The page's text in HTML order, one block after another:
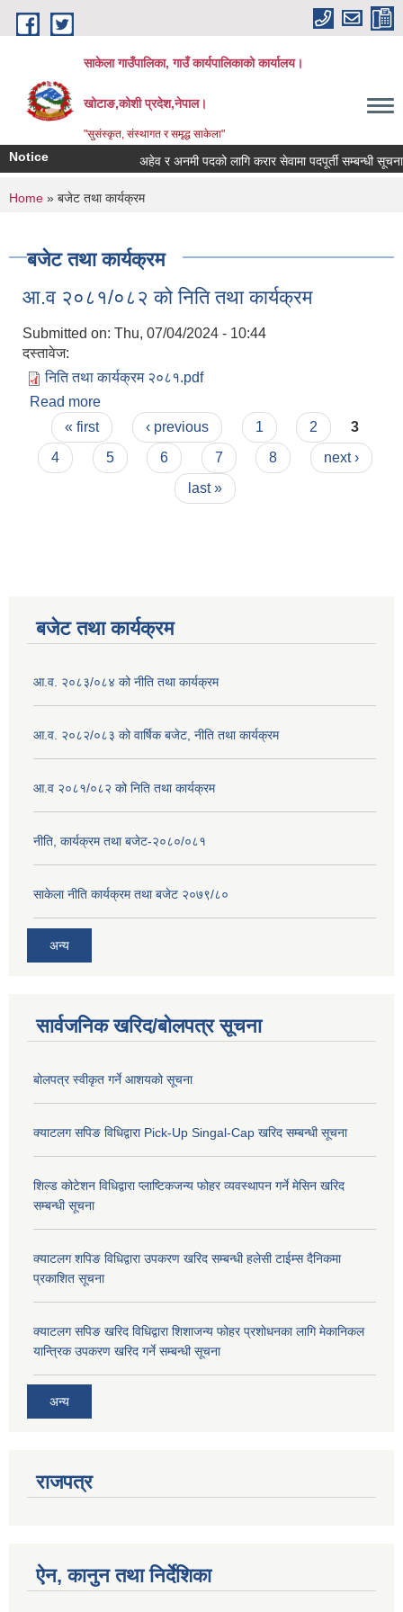
Skip to main content
साकेला गाउँपालिका, गाउँ कार्यपालिकाको कार्यालय।
खोटाङ,कोशी प्रदेश,नेपाल।
"सुसंस्कृत, संस्थागत र समृद्ध साकेला"
Notice अहेव र अनमी पदको लागि करार सेवामा पदपूर्ती सम्बन्धी सूचना
You are here
Home » बजेट तथा कार्यक्रम
बजेट तथा कार्यक्रम
आ.व २०८१/०८२ को निति तथा कार्यक्रम
Submitted on: Thu, 07/04/2024 - 10:44
दस्तावेज:
निति तथा कार्यक्रम २०८१.pdf
Read more
Pages
« first ‹ previous 1 2
3
4
5 6 7 8
next ›
last »
बजेट तथा कार्यक्रम
आ.व. २०८३/०८४ को नीति तथा कार्यक्रम
आ.व. २०८२/०८३ को वार्षिक बजेट, नीति तथा कार्यक्रम
आ.व २०८१/०८२ को निति तथा कार्यक्रम
नीति, कार्यक्रम तथा बजेट-२०८०/०८१
साकेला नीति कार्यक्रम तथा बजेट २०७९/८०
अन्य
सार्वजनिक खरिद/बोलपत्र सूचना
बोलपत्र स्वीकृत गर्ने आशयको सूचना
क्याटलग सपिङ विधिद्वारा Pick-Up Singal-Cap खरिद सम्बन्धी सूचना
शिल्ड कोटेशन विधिद्वारा प्लाष्टिकजन्य फोहर व्यवस्थापन गर्ने मेसिन खरिद
सम्बन्धी सूचना
क्याटलग शपिङ विधिद्वारा उपकरण खरिद सम्बन्धी हलेसी टाईम्स दैनिकमा
प्रकाशित सूचना
क्याटलग सपिङ खरिद विधिद्वारा शिशाजन्य फोहर प्रशोधनका लागि मेकानिकल
यान्त्रिक उपकरण खरिद गर्ने सम्बन्धी सूचना
अन्य
राजपत्र
ऐन, कानुन तथा निर्देशिका